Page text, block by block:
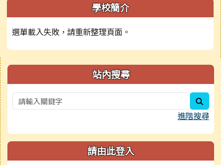
學校簡介
選單載入失敗，請重新整理頁面。
右邊區域內容 站內搜尋
進階搜尋
請由此登入